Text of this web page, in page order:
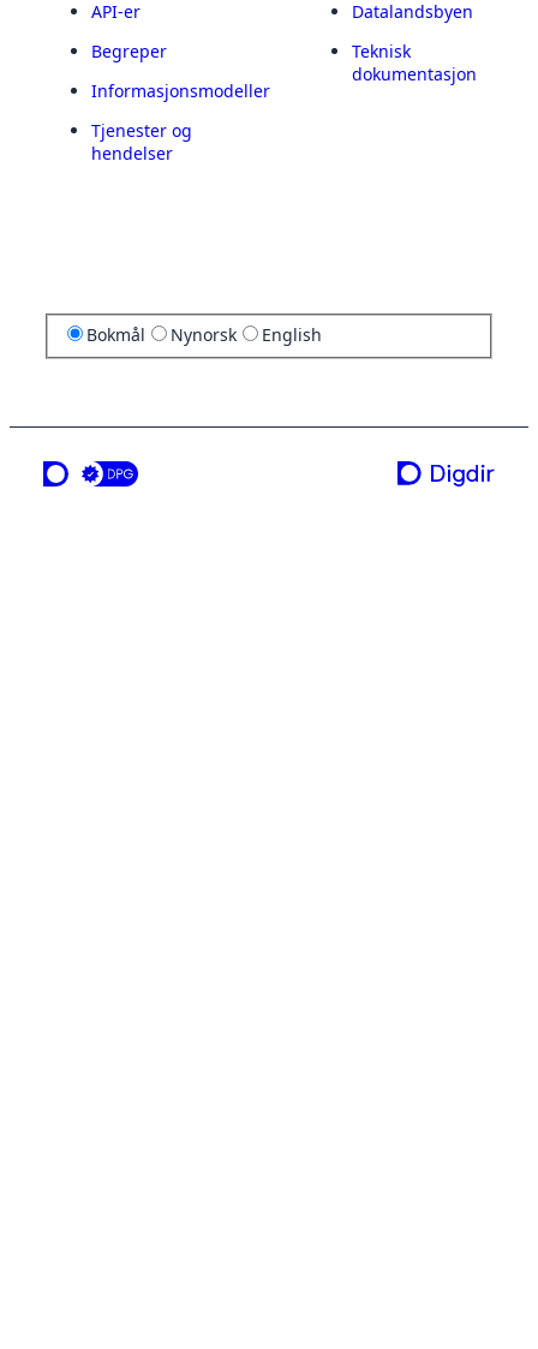
API-er
Begreper
Informasjonsmodeller
Tjenester og
hendelser
Datalandsbyen
Teknisk
dokumentasjon
Bokmål Nynorsk English